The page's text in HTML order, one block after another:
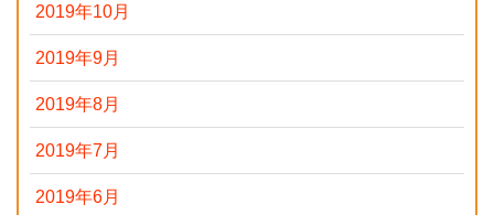
2019年10月
2019年9月
2019年8月
2019年7月
2019年6月